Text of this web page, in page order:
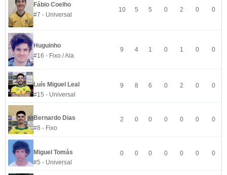
Fábio Coelho
#7 - Universal
10 5 5 0 2 0 0
Huguinho
#16 - Fixo / Ala
9 4 1 0 1 0 0
Luís Miguel Leal
#15 - Universal
9 8 6 0 2 0 0
Bernardo Dias
#8 - Fixo
2 0 0 0 0 0 0
Miguel Tomás
#5 - Universal
0 0 0 0 0 0 0